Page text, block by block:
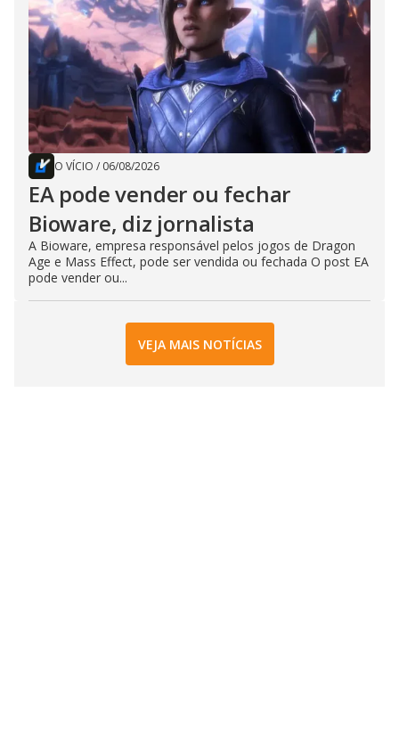
O VÍCIO / 06/08/2026
EA pode vender ou fechar
Bioware, diz jornalista
A Bioware, empresa responsável pelos jogos de Dragon
Age e Mass Effect, pode ser vendida ou fechada O post EA
pode vender ou...
VEJA MAIS NOTÍCIAS